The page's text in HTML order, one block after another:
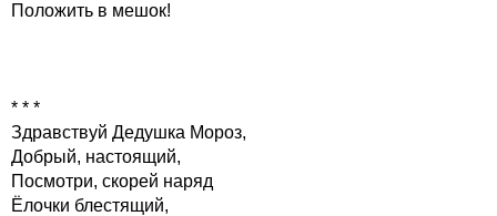
Положить в мешок!
* * *
Здравствуй Дедушка Мороз,
Добрый, настоящий,
Посмотри, скорей наряд
Ёлочки блестящий,